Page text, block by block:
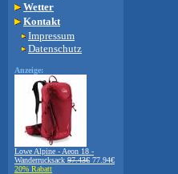
Wetter
Kontakt
Impressum
Datenschutz
Anzeige:
Lowe Alpine - Aeon 18 -
Wanderrucksack 97.43€ 77.94€
20% Rabatt